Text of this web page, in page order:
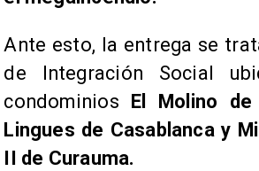
Ante esto, la entrega se
de Integración Social
condominios El Molino de
Lingues de Casablanca y
II de Curauma.